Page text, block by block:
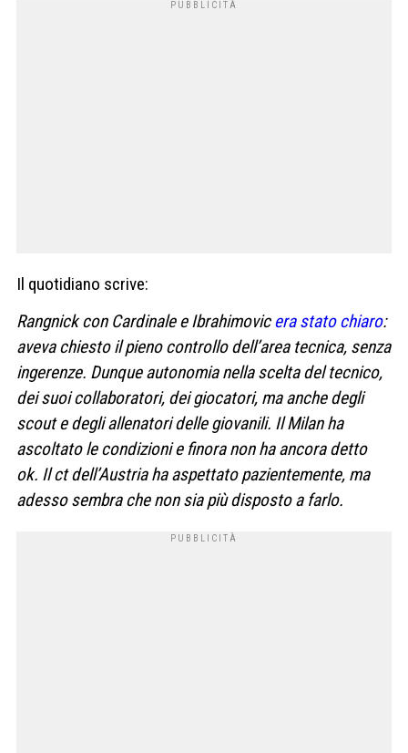
Il quotidiano scrive:
Rangnick con Cardinale e Ibrahimovicera stato chiaro:
aveva chiesto il pieno controllo dell’area tecnica, senza
ingerenze. Dunque autonomia nella scelta del tecnico,
dei suoi collaboratori, dei giocatori, ma anche degli
scout e degli allenatori delle giovanili. Il Milan ha
ascoltato le condizioni e finora non ha ancora detto
ok. Il ct dell’Austria ha aspettato pazientemente, ma
adesso sembra che non sia più disposto a farlo.